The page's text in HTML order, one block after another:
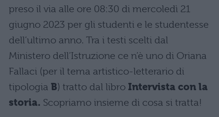
preso il via alle ore 08:30 di mercoledì 21
giugno 2023 per gli studenti e le studentesse
dell’ultimo anno. Tra i testi scelti dal
Ministero dell’Istruzione ce n’è uno di Oriana
Fallaci (per il tema artistico-letterario di
tipologia B) tratto dal libro Intervista con la
storia. Scopriamo insieme di cosa si tratta!